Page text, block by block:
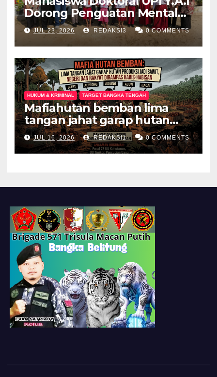
Dorong Penguatan Mental
Keluarga Anak
Berkebutuhan Khusus di
Palembang
JUL 23, 2026 REDAKSI3 0 COMMENTS
HUKUM & KRIMINAL TARGET BANGKA TENGAH
Mafiahutan bemban lima
tangan jahat garap hutan
produksi jadi perkebunan
sawit negeri dan rakyat
dirampas habis habisan
JUL 16, 2026 REDAKSI1 0 COMMENTS